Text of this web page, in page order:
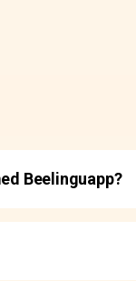
Beelinguapp?